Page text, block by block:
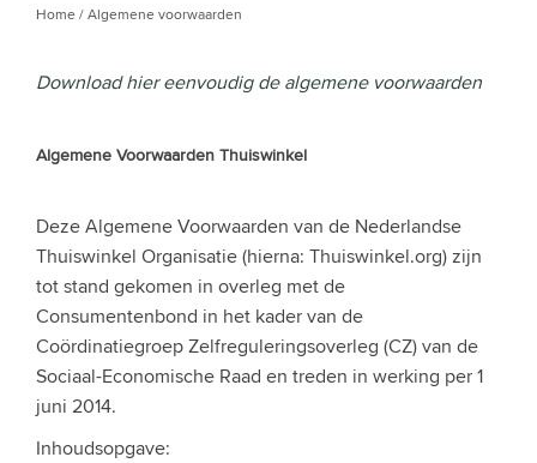
Home/Algemene voorwaarden
Download hier eenvoudig de algemene voorwaarden
Algemene Voorwaarden Thuiswinkel
Deze Algemene Voorwaarden van de Nederlandse
Thuiswinkel Organisatie (hierna: Thuiswinkel.org) zijn
tot stand gekomen in overleg met de
Consumentenbond in het kader van de
Coördinatiegroep Zelfreguleringsoverleg (CZ) van de
Sociaal-Economische Raad en treden in werking per 1
juni 2014.
Inhoudsopgave: